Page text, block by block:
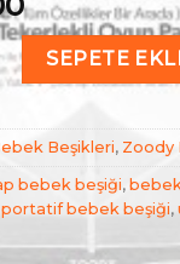
| Bebek Yatağı |
SEPETE
Beşikleri, Zoody
bebek beşiği,
portatif bebek beşiği,